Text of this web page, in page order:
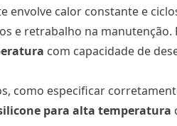
envolve calor constante e
e retrabalho na manutenção.
com capacidade de
como especificar
para alta temperatura